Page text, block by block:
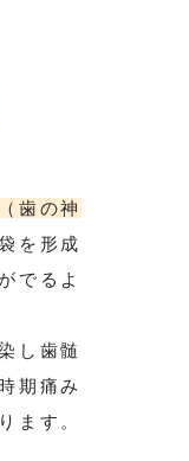
歯の神
を形成
でるよ
し歯髄
期痛み
ます。